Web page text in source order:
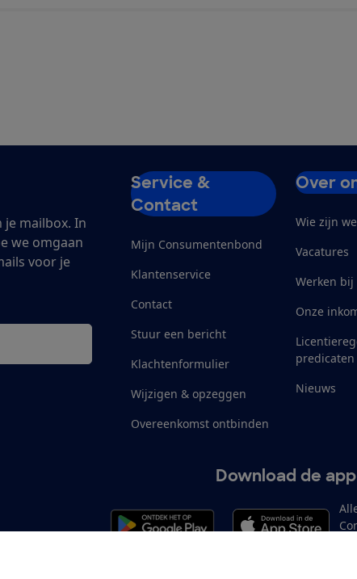
je mailbox. In
we omgaan
voor je
Service &
Contact
Mijn Consumentenbond
Klantenservice
Contact
Stuur een bericht
Klachtenformulier
Wijzigen & opzeggen
Overeenkomst ontbinden
Over
Wie zijn we
Vacatures
Werken bij
Onze
predicaten
Nieuws
Download de app